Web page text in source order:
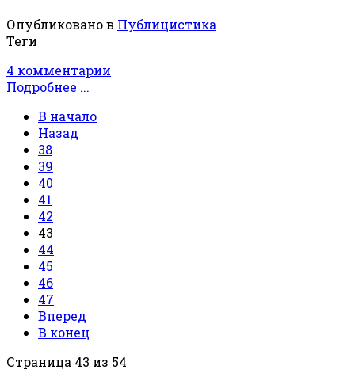
Опубликовано в Публицистика
Теги
4 комментарии
Подробнее ...
В начало
Назад
38
39
40
41
42
43
44
45
46
47
Вперед
В конец
Страница 43 из 54